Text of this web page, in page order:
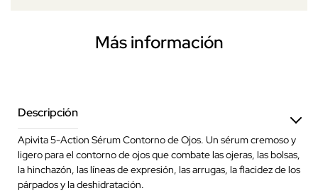
Más información
Descripción
Apivita 5-Action Sérum Contorno de Ojos. Un sérum cremoso y
ligero para el contorno de ojos que combate las ojeras, las bolsas,
la hinchazón, las líneas de expresión, las arrugas, la flacidez de los
párpados y la deshidratación.